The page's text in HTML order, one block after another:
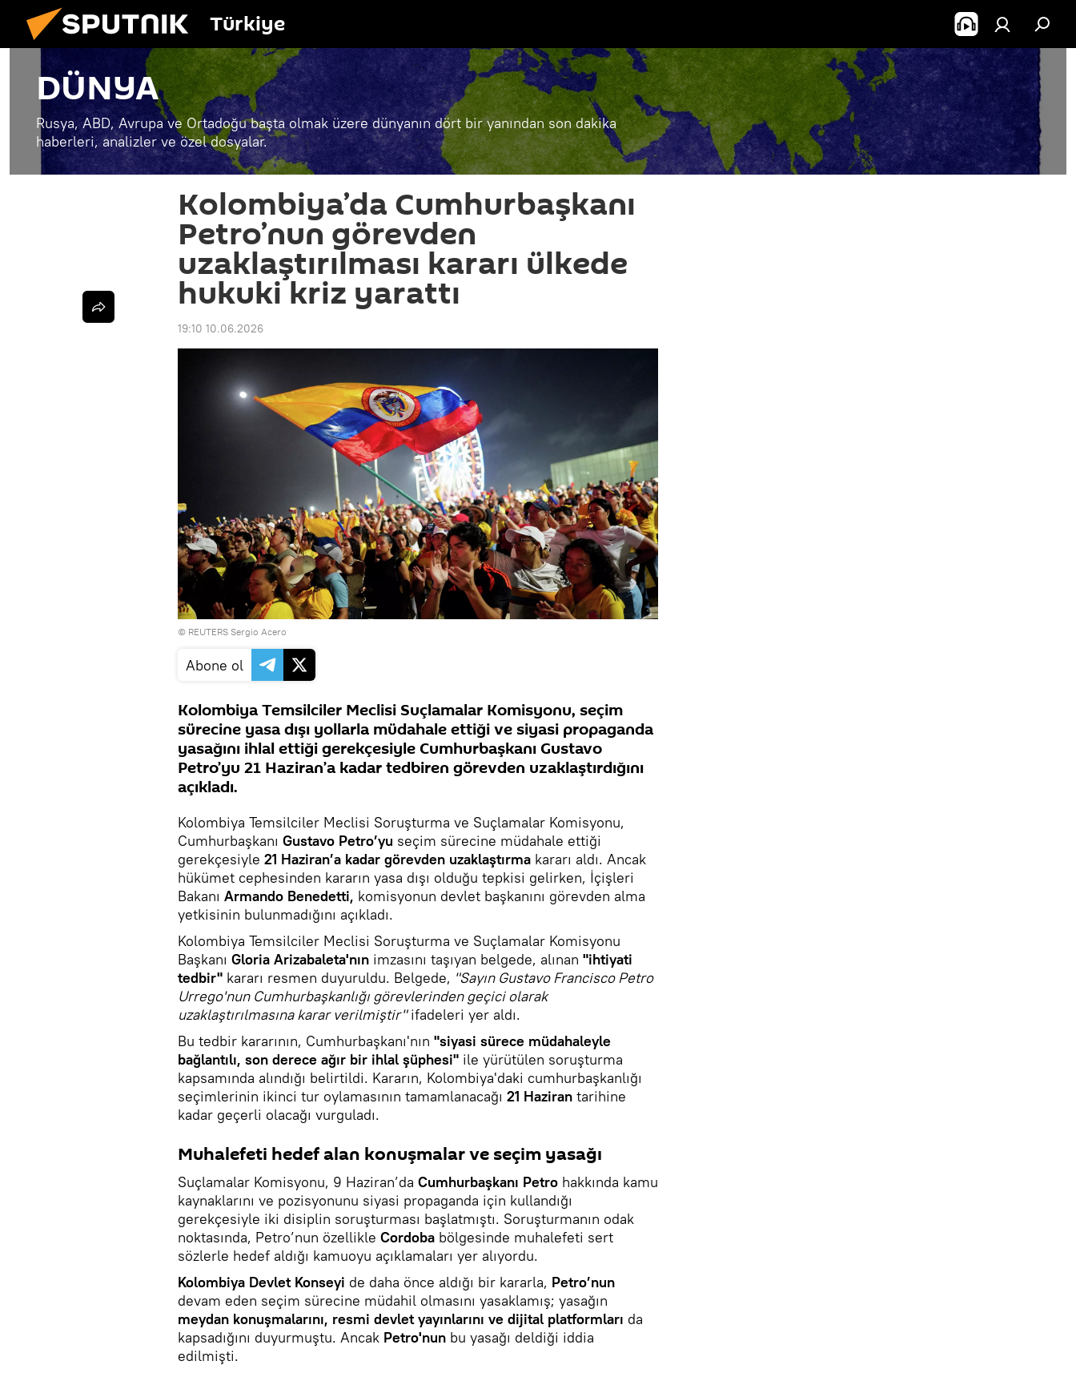
Türkiye
DÜNYA
Rusya, ABD, Avrupa ve Ortadoğu başta olmak üzere dünyanın dört bir yanından son dakika
haberleri, analizler ve özel dosyalar.
Kolombiya’da Cumhurbaşkanı
Petro’nun görevden
uzaklaştırılması kararı ülkede
hukuki kriz yarattı
19:10 10.06.2026
© REUTERS Sergio Acero
Abone ol
Kolombiya Temsilciler Meclisi Suçlamalar Komisyonu, seçim
sürecine yasa dışı yollarla müdahale ettiği ve siyasi propaganda
yasağını ihlal ettiği gerekçesiyle Cumhurbaşkanı Gustavo
Petro’yu 21 Haziran’a kadar tedbiren görevden uzaklaştırdığını
açıkladı.
Kolombiya Temsilciler Meclisi Soruşturma ve Suçlamalar Komisyonu,
Cumhurbaşkanı Gustavo Petro’yu seçim sürecine müdahale ettiği
gerekçesiyle 21 Haziran’a kadar görevden uzaklaştırma kararı aldı. Ancak
hükümet cephesinden kararın yasa dışı olduğu tepkisi gelirken, İçişleri
Bakanı Armando Benedetti, komisyonun devlet başkanını görevden alma
yetkisinin bulunmadığını açıkladı.
Kolombiya Temsilciler Meclisi Soruşturma ve Suçlamalar Komisyonu
Başkanı Gloria Arizabaleta'nın imzasını taşıyan belgede, alınan "ihtiyati
tedbir" kararı resmen duyuruldu. Belgede, "Sayın Gustavo Francisco Petro
Urrego'nun Cumhurbaşkanlığı görevlerinden geçici olarak
uzaklaştırılmasına karar verilmiştir"ifadeleri yer aldı.
Bu tedbir kararının, Cumhurbaşkanı'nın "siyasi sürece müdahaleyle
bağlantılı, son derece ağır bir ihlal şüphesi" ile yürütülen soruşturma
kapsamında alındığı belirtildi. Kararın, Kolombiya'daki cumhurbaşkanlığı
seçimlerinin ikinci tur oylamasının tamamlanacağı 21 Haziran tarihine
kadar geçerli olacağı vurguladı.
Muhalefeti hedef alan konuşmalar ve seçim yasağı
Suçlamalar Komisyonu, 9 Haziran’da Cumhurbaşkanı Petro hakkında kamu
kaynaklarını ve pozisyonunu siyasi propaganda için kullandığı
gerekçesiyle iki disiplin soruşturması başlatmıştı. Soruşturmanın odak
noktasında, Petro’nun özellikle Cordoba bölgesinde muhalefeti sert
sözlerle hedef aldığı kamuoyu açıklamaları yer alıyordu.
Kolombiya Devlet Konseyi de daha önce aldığı bir kararla, Petro’nun
devam eden seçim sürecine müdahil olmasını yasaklamış; yasağın
meydan konuşmalarını, resmi devlet yayınlarını ve dijital platformları da
kapsadığını duyurmuştu. Ancak Petro'nun bu yasağı deldiği iddia
edilmişti.